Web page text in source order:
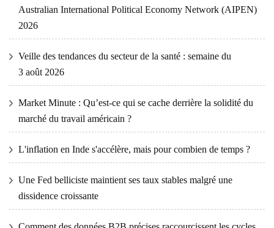
Australian International Political Economy Network (AIPEN)
2026
Veille des tendances du secteur de la santé : semaine du
3 août 2026
Market Minute : Qu’est-ce qui se cache derrière la solidité du
marché du travail américain ?
L'inflation en Inde s'accélère, mais pour combien de temps ?
Une Fed belliciste maintient ses taux stables malgré une
dissidence croissante